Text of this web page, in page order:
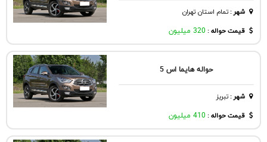
شهر:تمام استان تهران
قیمت حواله : 320 میلیون
حواله هایما اس 5
شهر:تبريز
قیمت حواله : 410 میلیون